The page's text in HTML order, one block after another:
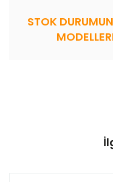
STOK